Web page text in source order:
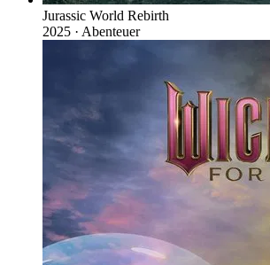
Jurassic World Rebirth
2025 · Abenteuer